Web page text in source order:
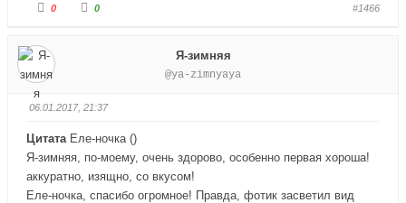
с
у
т
е
п
а
е
ц
в
н
и
з
.
0
п
а
е
ц
в
в
е
р
х
0 #1466
Я-зимняя
@ya-zimnyaya
06.01.2017, 21:37
Цитата Еле-ночка ()
Я-зимняя, по-моему, очень здорово, особенно первая хороша!
аккуратно, изящно, со вкусом!
Еле-ночка, спасибо огромное! Правда, фотик засветил вид